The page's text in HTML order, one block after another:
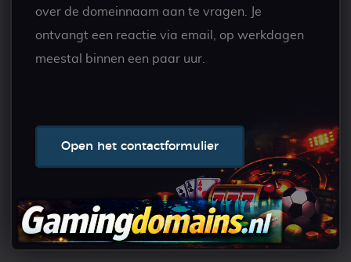
over de domeinnaam aan te vragen. Je
ontvangt een reactie via email, op werkdagen
meestal binnen een paar uur.